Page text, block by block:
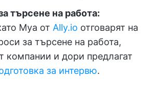
търсене на работа:
Mya от Ally.io отговарят на
за търсене на работа,
компании и дори предлагат
за интервю.